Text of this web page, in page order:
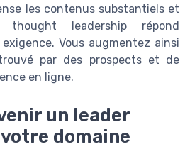
les contenus substantiels et
leadership répond
Vous augmentez ainsi
par des prospects et de
en ligne.
un leader
domaine